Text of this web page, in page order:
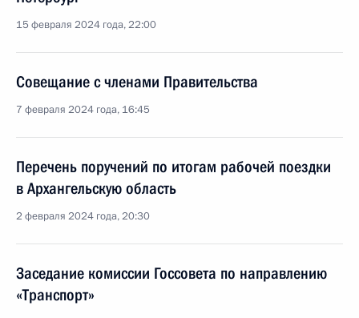
15 февраля 2024 года, 22:00
Совещание с членами Правительства
7 февраля 2024 года, 16:45
Перечень поручений по итогам рабочей поездки
в Архангельскую область
2 февраля 2024 года, 20:30
Заседание комиссии Госсовета по направлению
«Транспорт»